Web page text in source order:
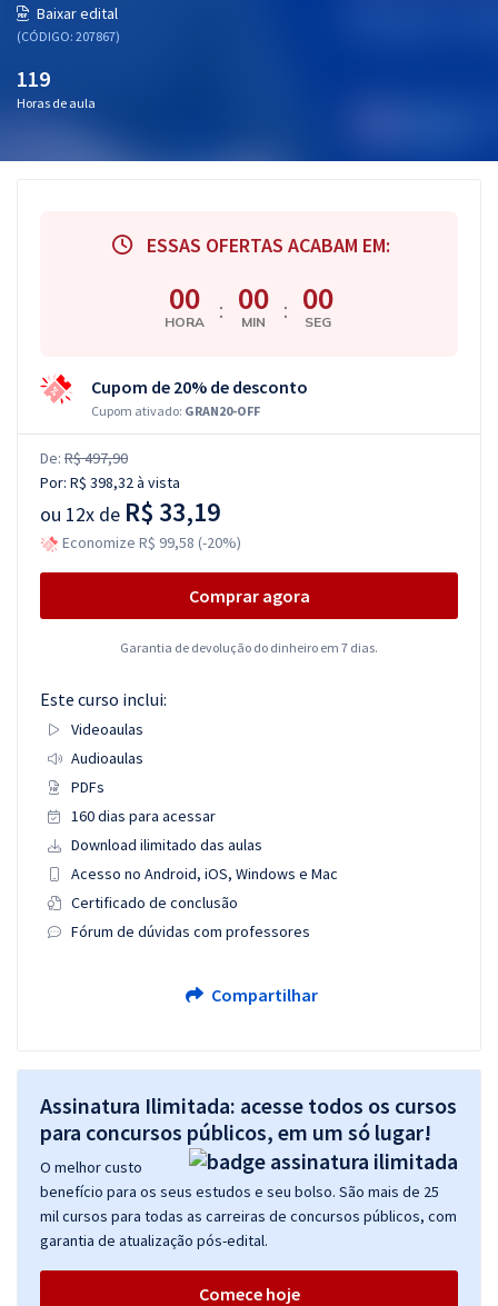
Aprovados
Baixar edital
(CÓDIGO: 207867)
119
Horas de aula
ESSAS OFERTAS ACABAM EM:
00
HORA : 00
MIN : 00
SEG
Cupom de 20% de desconto
Cupom ativado: GRAN20-OFF
De: R$ 497,90
Por: R$ 398,32à vista
ou 12x de R$ 33,19
Economize R$ 99,58 (-20%)
Comprar agora
Garantia de devolução do dinheiro em 7 dias.
Este curso inclui:
Videoaulas
Audioaulas
PDFs
160 dias para acessar
Download ilimitado das aulas
Acesso no Android, iOS, Windows e Mac
Certificado de conclusão
Fórum de dúvidas com professores
Compartilhar
Assinatura Ilimitada: acesse todos os cursos
para concursos públicos, em um só lugar!
O melhor custo
benefício para os seus estudos e seu bolso. São mais de 25
mil cursos para todas as carreiras de concursos públicos, com
garantia de atualização pós-edital.
Comece hoje